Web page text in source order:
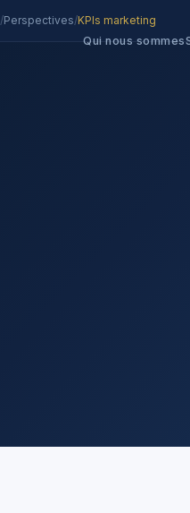
Qui nous sommes
/Perspectives/KPIs marketing